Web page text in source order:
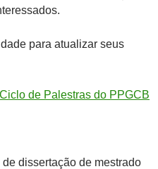
para atualizar seus
de Palestras do PPGCB
dissertação de mestrado